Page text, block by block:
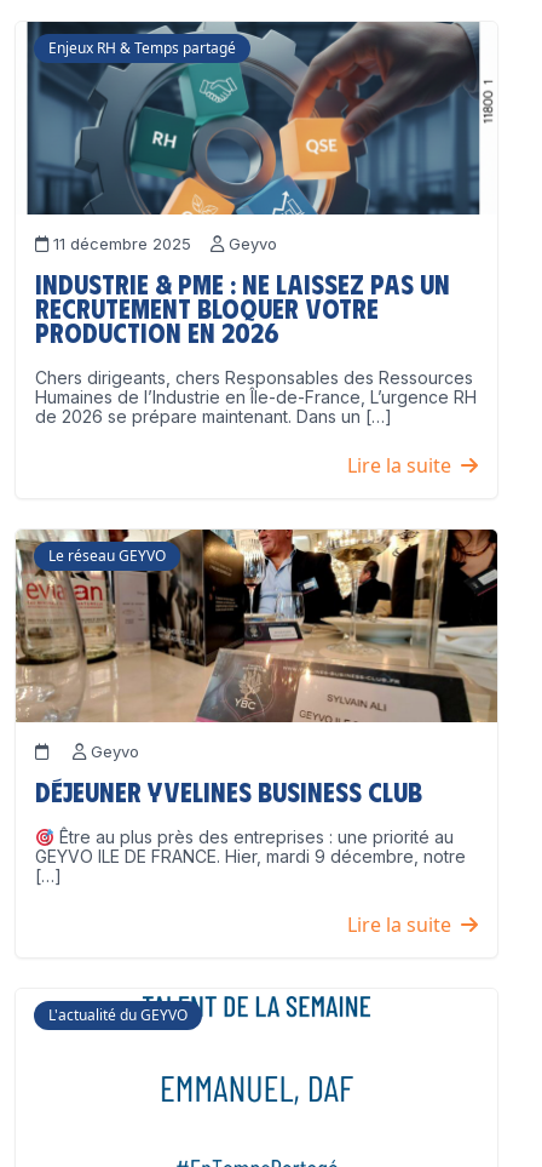
Enjeux RH & Temps partagé
11 décembre 2025 Geyvo
Industrie & PME : ne laissez pas un
recrutement bloquer votre
production en 2026
Chers dirigeants, chers Responsables des Ressources
Humaines de l’Industrie en Île-de-France, L’urgence RH
de 2026 se prépare maintenant. Dans un […]
Lire la suite
Le réseau GEYVO
Geyvo
Déjeuner Yvelines Business Club
Être au plus près des entreprises : une priorité au
GEYVO ILE DE FRANCE. Hier, mardi 9 décembre, notre
[…]
Lire la suite
L'actualité du GEYVO